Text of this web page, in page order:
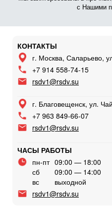
с Нашими
КОНТАКТЫ
г. Москва, Саларьево,
+7 914 558-74-15
rsdv1@rsdv.su
г. Благовещенск, ул.
+7 963 849-66-07
rsdv1@rsdv.su
ЧАСЫ РАБОТЫ
пн-пт 09:00 — 18:00
сб
09:00 — 14:00
вс
выходной
rsdv1@rsdv.su